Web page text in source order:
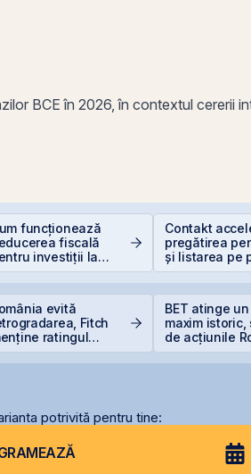
BCE în 2026, în contextul cererii
funcționează
fiscală
investiții la
Contakt
pregătirea
și listarea pe
AeRO a BVB
evită
Fitch
ratingul
BET atinge
maxim istoric,
de acțiunile
potrivită pentru tine: